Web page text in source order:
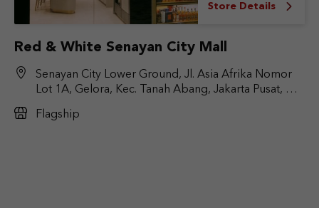
Store Details
Red & White Senayan City Mall
Senayan City Lower Ground, Jl. Asia Afrika Nomor
Lot 1A, Gelora, Kec. Tanah Abang, Jakarta Pusat, DKI
Flagship